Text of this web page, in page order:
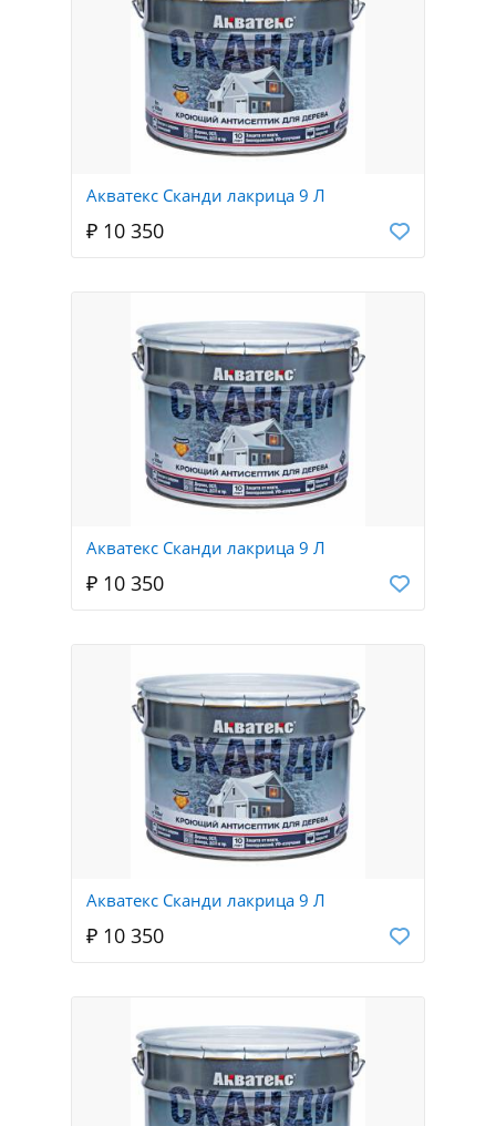
Акватекс Сканди лакрица 9 Л
₽ 10 350
Акватекс Сканди лакрица 9 Л
₽ 10 350
Акватекс Сканди лакрица 9 Л
₽ 10 350